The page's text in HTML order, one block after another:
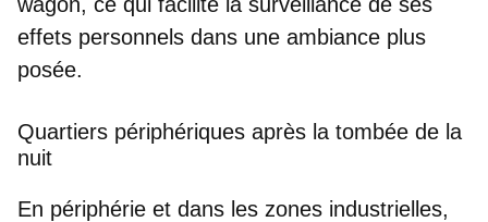
effets personnels dans une ambiance plus
posée.
Quartiers périphériques après la tombée de la
nuit
En périphérie et dans les zones industrielles,